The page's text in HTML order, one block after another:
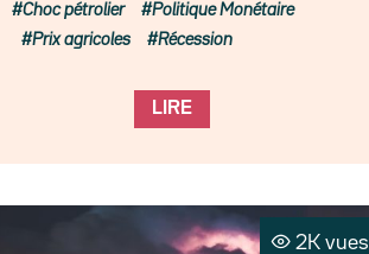
LIRE
Choc pétrolier
Politique Monétaire
Prix agricoles
Récession
2K vues